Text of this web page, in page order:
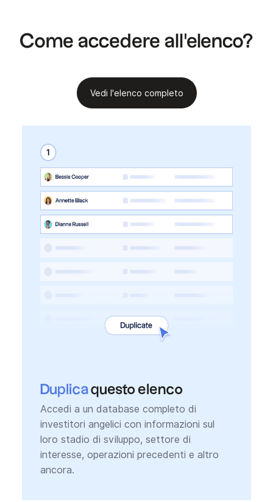
Come accedere all'elenco?
Vedi l'elenco completo
Duplicaquesto elenco
Accedi a un database completo di
investitori angelici con informazioni sul
loro stadio di sviluppo, settore di
interesse, operazioni precedenti e altro
ancora.